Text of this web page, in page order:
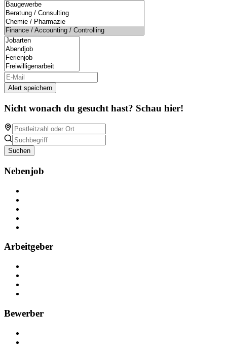
Alert speichern
Nicht wonach du gesucht hast? Schau hier!
Suchen
Nebenjob
Arbeitgeber
Bewerber